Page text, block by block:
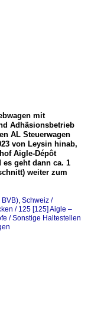
mit
Adhäsionsbetrieb
AL Steuerwagen
von Leysin hinab,
Aigle-Dépôt
geht dann ca. 1
weiter zum
BVB), Schweiz /
/ 125 [125] Aigle –
/ Sonstige Haltestellen